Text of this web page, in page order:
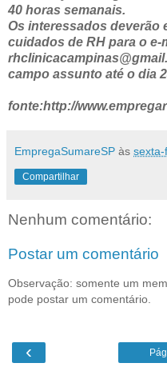
40 horas semanais.
Os interessados deverão
cuidados de RH para o e-
campo assunto até o dia
fonte:http://
EmpregaSumareSP às
Compartilhar
Nenhum comentário:
Postar um comentário
Observação: somente um
pode postar um comentário.
‹